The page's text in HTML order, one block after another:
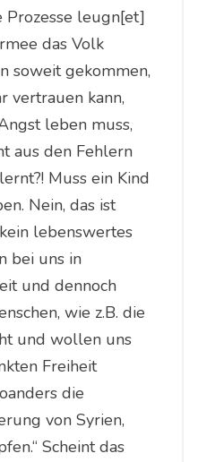
Prozesse leugn[et]
das Volk
soweit gekommen,
vertrauen kann,
leben muss,
aus den Fehlern
Muss ein Kind
Nein, das ist
lebenswertes
bei uns in
und dennoch
wie z.B. die
und wollen uns
Freiheit
die
von Syrien,
Scheint das